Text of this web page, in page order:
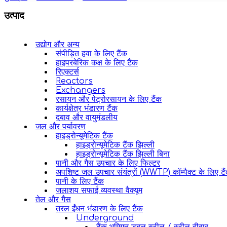
उत्पाद
उद्योग और अन्य
संपीड़ित हवा के लिए टैंक
हाइपरबेरिक कक्ष के लिए टैंक
रिएक्टर्स
Reactors
Exchangers
रसायन और पेट्रोरसायन के लिए टैंक
कार्यक्षेत्र भंडारण टैंक
दबाव और वायुमंडलीय
जल और पर्यावरण
हाइड्रोन्यूमेटिक टैंक
हाइड्रोन्यूमेटिक टैंक झिल्ली
हाइड्रोन्यूमेटिक टैंक झिल्ली बिना
पानी और गैस उपचार के लिए फिल्टर
अपशिष्ट जल उपचार संयंत्रों (WWTP) कॉम्पैक्ट के लिए
पानी के लिए टैंक
जलाशय सफाई व्यवस्था वैक्यूम
तेल और गैस
तरल ईंधन भंडारण के लिए टैंक
Underground